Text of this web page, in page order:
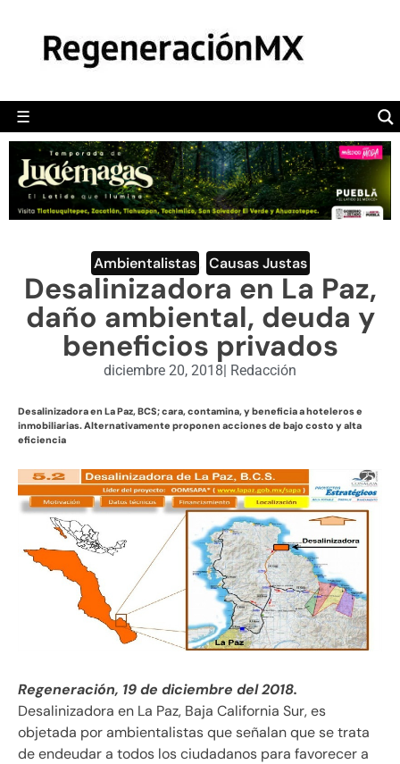
☰
POLÍTICA
CAMALEÓN
OPINIÓN
DEPORTES
ENGLISH SECTION
VIDEOS
Ambientalistas Causas Justas
Desalinizadora en La Paz,
daño ambiental, deuda y
beneficios privados
diciembre 20, 2018| Redacción
Desalinizadora en La Paz, BCS; cara, contamina, y beneficia a hoteleros e
inmobiliarias. Alternativamente proponen acciones de bajo costo y alta
eficiencia
Regeneración, 19 de diciembre del 2018.
Desalinizadora en La Paz, Baja California Sur, es
objetada por ambientalistas que señalan que se trata
de endeudar a todos los ciudadanos para favorecer a